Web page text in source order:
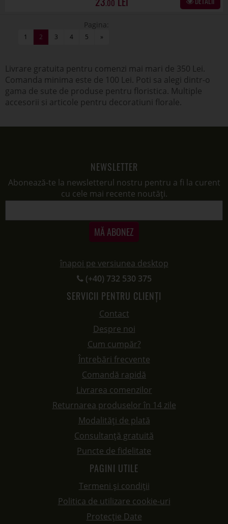
.00
Pagina:
1 2 3 4 5 »
Livrare gratuita pentru comenzi mai mari de 350 Lei.
Comanda minima este de 100 Lei. Poti sa alegi dintr-o
gama de sute de produse pentru floristica. Multiple
accesorii si articole pentru decoratiuni florale.
NEWSLETTER
Abonează-te la newsletterul nostru pentru a fi la curent
cu cele mai recente noutăți.
MĂ ABONEZ
înapoi pe versiunea desktop
(+40) 732 530 375
SERVICII PENTRU CLIENȚI
Contact
Despre noi
Cum cumpăr?
Întrebări frecvente
Comandă rapidă
Livrarea comenzilor
Returnarea produselor în 14 zile
Modalități de plată
Consultanță gratuită
Puncte de fidelitate
PAGINI UTILE
Termeni și condiții
Politica de utilizare cookie-uri
Protecție Date